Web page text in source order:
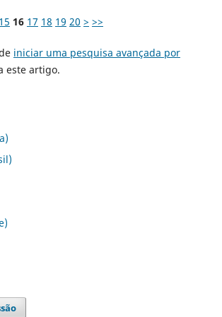
15 16 17 18 19 20 > >>
iniciar uma pesquisa avançada por
este artigo.